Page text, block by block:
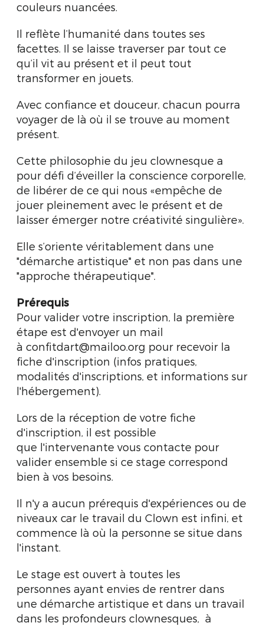
couleurs nuancées.
Il reflète l’humanité dans toutes ses
facettes. Il se laisse traverser par tout ce
qu’il vit au présent et il peut tout
transformer en jouets.
Avec confiance et douceur, chacun pourra
voyager de là où il se trouve au moment
présent.
Cette philosophie du jeu clownesque a
pour défi d’éveiller la conscience corporelle,
de libérer de ce qui nous «empêche de
jouer pleinement avec le présent et de
laisser émerger notre créativité singulière».
Elle s’oriente véritablement dans une
"démarche artistique" et non pas dans une
"approche thérapeutique".
Prérequis
Pour valider votre inscription, la première
étape est d'envoyer un mail
à confitdart@mailoo.org pour recevoir la
fiche d'inscription (infos pratiques,
modalités d'inscriptions, et informations sur
l'hébergement).
Lors de la réception de votre fiche
d'inscription, il est possible
que l'intervenante vous contacte pour
valider ensemble si ce stage correspond
bien à vos besoins.
Il n'y a aucun prérequis d'expériences ou de
niveaux car le travail du Clown est infini, et
commence là où la personne se situe dans
l'instant.
Le stage est ouvert à toutes les
personnes ayant envies de rentrer dans
une démarche artistique et dans un travail
dans les profondeurs clownesques, à